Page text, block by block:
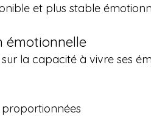
et plus stable
émotionnelle
la capacité à vivre ses